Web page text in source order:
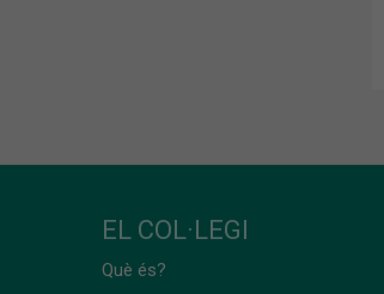
EL COL·LEGI
Què és?